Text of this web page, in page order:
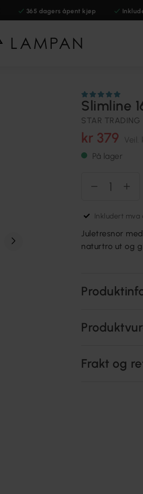
365 dagers åpent kjøp
Slimline
STAR TRADING
kr 379 Veil.
På lager
Inkludert mva
Juletresnor
naturtro ut og
Frakt og